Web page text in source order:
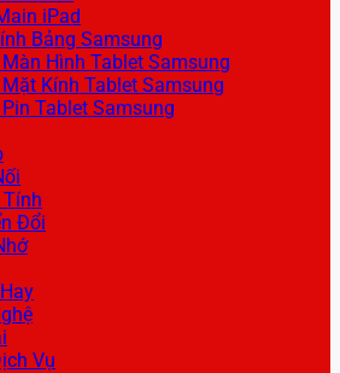
iPad
Bảng Samsung
Hình Tablet Samsung
Kính Tablet Samsung
Tablet Samsung
Đổi
Vụ